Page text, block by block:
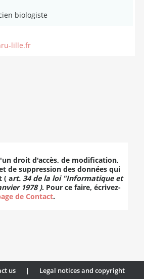
biologiste
lille.fr
droit d'accès, de modification,
de suppression des données qui
( art. 34 de la loi "Informatique et
1978 ). Pour ce faire, écrivez-
de Contact.
us | Legal notices and copyright